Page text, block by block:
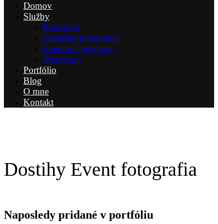
Domov
Služby
Promotéri
Manažéri interpretov
Eventové priestory
Workshop
Portfólio
Blog
O mne
Kontakt
Dostihy Event fotografia
Naposledy pridané v portfóliu